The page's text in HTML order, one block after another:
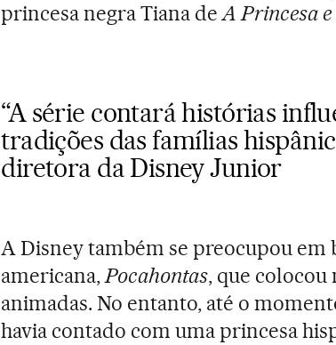
princesa negra Tiana deA Princesa e
“A série contará histórias
tradições das famílias
diretora da Disney Junior
A Disney também se preocupou em
americana,Pocahontas, que colocou
animadas. No entanto, até o
havia contado com uma princesa